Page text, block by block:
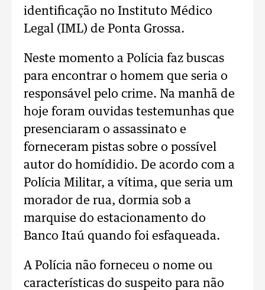
identificação no Instituto Médico
Legal (IML) de Ponta Grossa.
Neste momento a Polícia faz buscas
para encontrar o homem que seria o
responsável pelo crime. Na manhã de
hoje foram ouvidas testemunhas que
presenciaram o assassinato e
forneceram pistas sobre o possível
autor do homídidio. De acordo com a
Polícia Militar, a vítima, que seria um
morador de rua, dormia sob a
marquise do estacionamento do
Banco Itaú quando foi esfaqueada.
A Polícia não forneceu o nome ou
características do suspeito para não